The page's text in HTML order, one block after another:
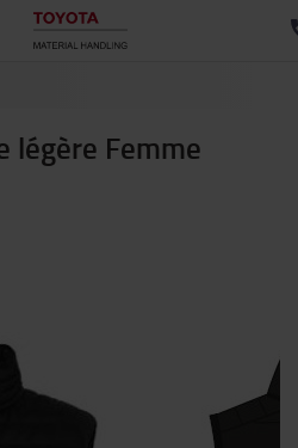
légère Femme